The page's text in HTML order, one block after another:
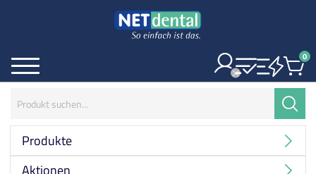
Menü 0
Produkte
Aktionen